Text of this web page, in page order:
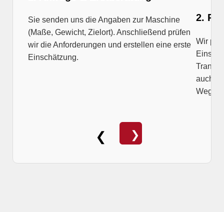
Sie senden uns die Angaben zur Maschine
(Maße, Gewicht, Zielort). Anschließend prüfen
wir die Anforderungen und erstellen eine erste
Einschätzung.
2.
Wir
auch
Wege.
❮ ❯